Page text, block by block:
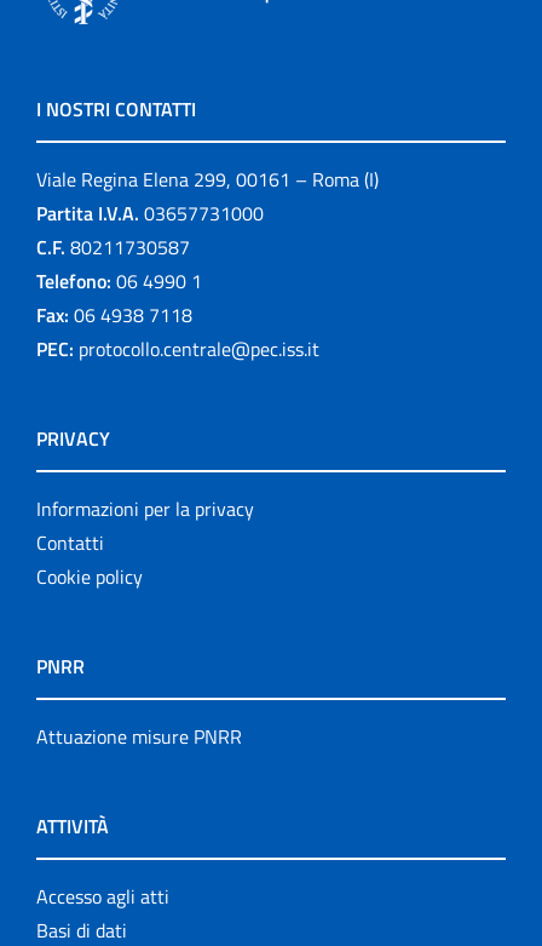
I NOSTRI CONTATTI
Viale Regina Elena 299, 00161 – Roma (I)
Partita I.V.A. 03657731000
C.F. 80211730587
Telefono: 06 4990 1
Fax: 06 4938 7118
PEC: protocollo.centrale@pec.iss.it
PRIVACY
Informazioni per la privacy
Contatti
Cookie policy
PNRR
Attuazione misure PNRR
ATTIVITÀ
Accesso agli atti
Basi di dati